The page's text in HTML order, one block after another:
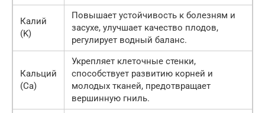
Калий
(K)
Повышает устойчивость к болезням и
засухе, улучшает качество плодов,
регулирует водный баланс.
Кальций
(Ca)
Укрепляет клеточные стенки,
способствует развитию корней и
молодых тканей, предотвращает
вершинную гниль.